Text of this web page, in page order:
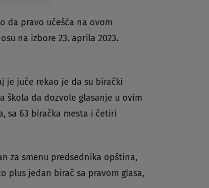
da pravo učešća na ovom
na izbore 23. aprila 2023.
je juče rekao je da su birački
da dozvole glasanje u ovim
sa 63 biračka mesta i četiri
za smenu predsednika opština,
plus jedan birač sa pravom glasa,